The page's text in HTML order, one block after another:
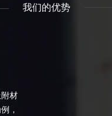
我们的优势
材
，